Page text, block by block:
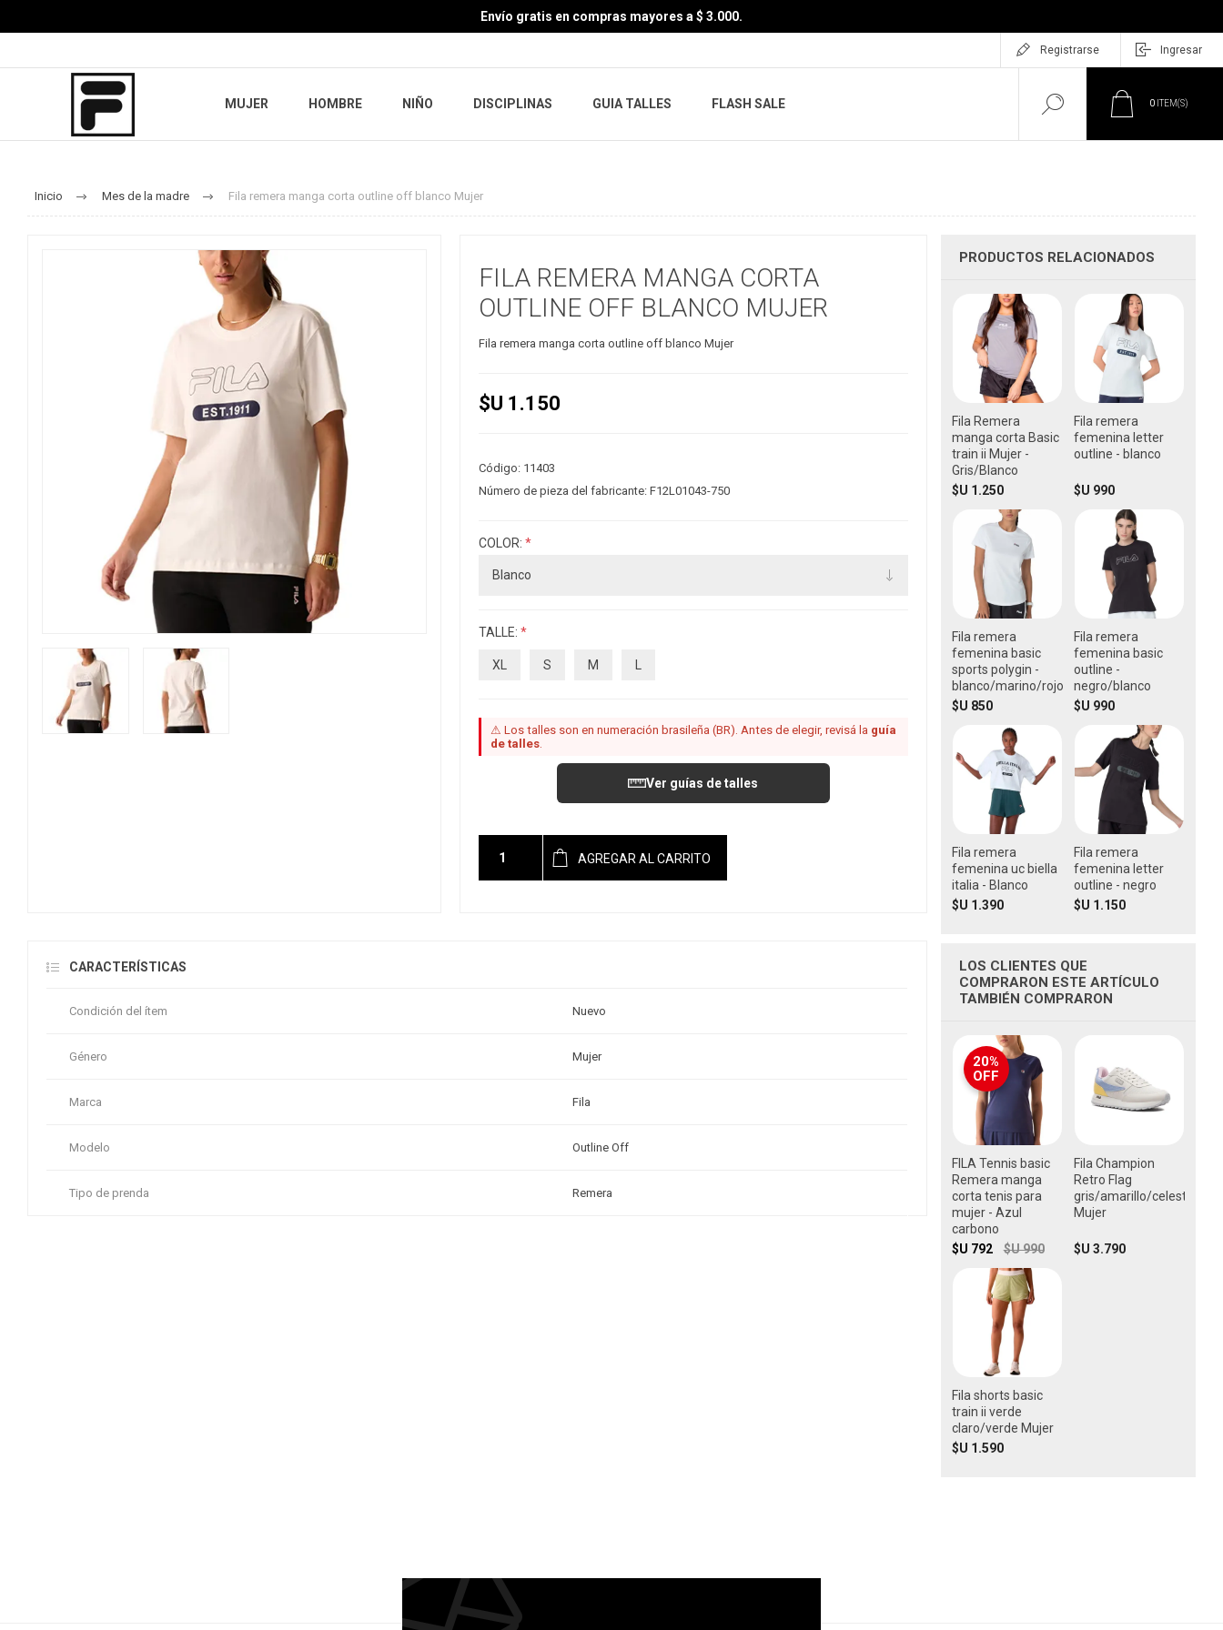
Envío gratis en compras mayores a $ 3.000.
Registrarse Ingresar
MUJER HOMBRE NIÑO DISCIPLINAS GUIA TALLES FLASH SALE 0 ITEM(S)
Inicio Mes de la madre Fila remera manga corta outline off blanco Mujer
FILA REMERA MANGA CORTA
OUTLINE OFF BLANCO MUJER
Fila remera manga corta outline off blanco Mujer
$U 1.150
Código: 11403
Número de pieza del fabricante: F12L01043-750
COLOR: *
TALLE: *
XL S M L
⚠ Los talles son en numeración brasileña (BR). Antes de elegir, revisá la guía
de talles.
Ver guías de talles
AGREGAR AL CARRITO
CARACTERÍSTICAS
Condición del ítem Nuevo
Género Mujer
Marca Fila
Modelo Outline Off
Tipo de prenda Remera
PRODUCTOS RELACIONADOS
Fila Remera
manga corta Basic
train ii Mujer -
Gris/Blanco
$U 1.250
Fila remera
femenina letter
outline - blanco
$U 990
Fila remera
femenina basic
sports polygin -
blanco/marino/rojo
$U 850
Fila remera
femenina basic
outline -
negro/blanco
$U 990
Fila remera
femenina uc biella
italia - Blanco
$U 1.390
Fila remera
femenina letter
outline - negro
$U 1.150
LOS CLIENTES QUE
COMPRARON ESTE ARTÍCULO
TAMBIÉN COMPRARON
20%
OFF
FILA Tennis basic
Remera manga
corta tenis para
mujer - Azul
carbono
$U 792
$U 990
Fila Champion
Retro Flag
gris/amarillo/celeste
Mujer
$U 3.790
Fila shorts basic
train ii verde
claro/verde Mujer
$U 1.590